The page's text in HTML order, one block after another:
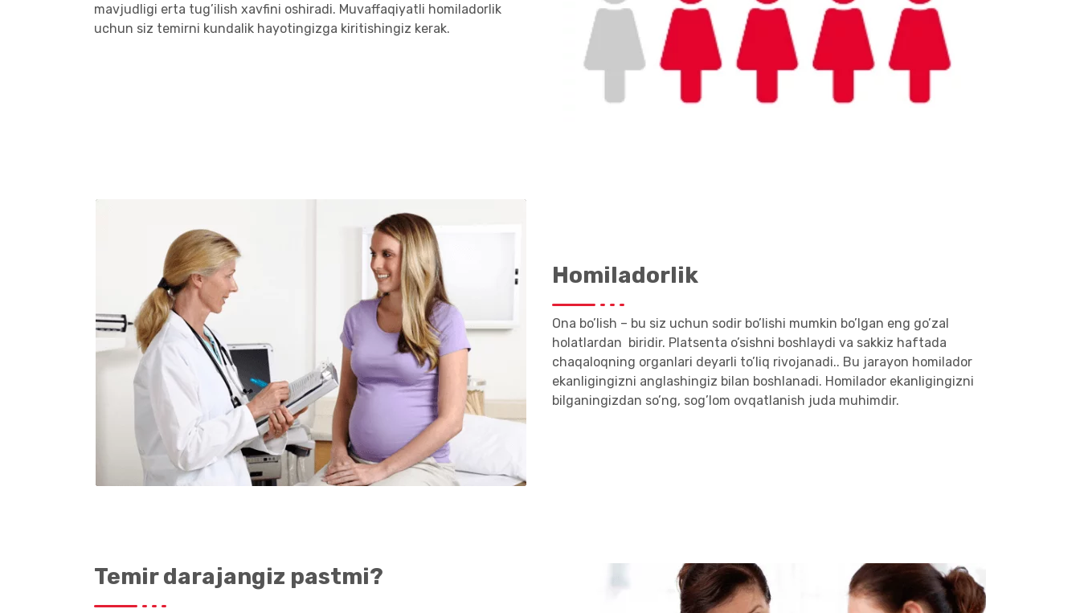
mavjudligi erta tug’ilish xavfini oshiradi. Muvaffaqiyatli homiladorlik
uchun siz temirni kundalik hayotingizga kiritishingiz kerak.
Homiladorlik
Ona bo’lish – bu siz uchun sodir bo’lishi mumkin bo’lgan eng go’zal
holatlardan biridir. Platsenta o’sishni boshlaydi va sakkiz haftada
chaqaloqning organlari deyarli to’liq rivojanadi.. Bu jarayon homilador
ekanligingizni anglashingiz bilan boshlanadi. Homilador ekanligingizni
bilganingizdan so’ng, sog’lom ovqatlanish juda muhimdir.
Temir darajangiz pastmi?